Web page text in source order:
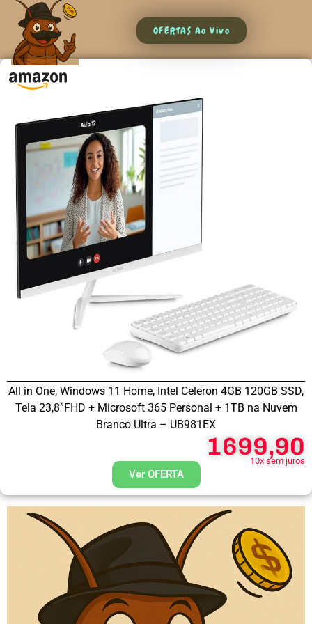
OFERTAS Ao Vivo
All in One, Windows 11 Home, Intel Celeron 4GB 120GB SSD,
Tela 23,8”FHD + Microsoft 365 Personal + 1TB na Nuvem
Branco Ultra – UB981EX
1699,90
10x sem juros
Ver OFERTA